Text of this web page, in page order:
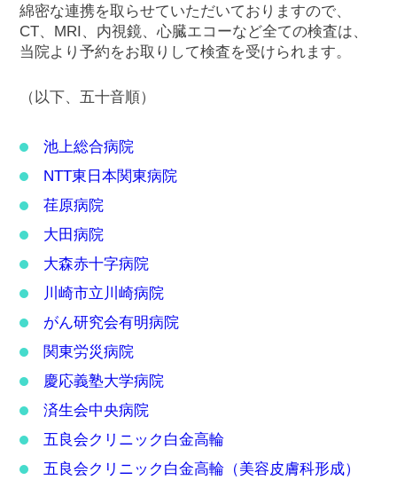
綿密な連携を取らせていただいておりますので、
CT、MRI、内視鏡、心臓エコーなど全ての検査は、
当院より予約をお取りして検査を受けられます。
（以下、五十音順）
池上総合病院
NTT東日本関東病院
荏原病院
大田病院
大森赤十字病院
川崎市立川崎病院
がん研究会有明病院
関東労災病院
慶応義塾大学病院
済生会中央病院
五良会クリニック白金高輪
五良会クリニック白金高輪（美容皮膚科形成）